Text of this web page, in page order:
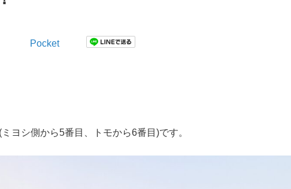
Pocket
ヨシ側から5番目、トモから6番目)です。